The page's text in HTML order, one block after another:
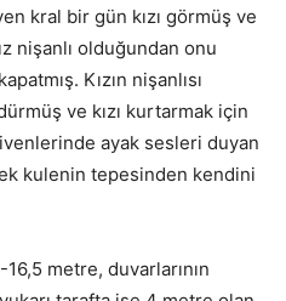
kral bir gün kızı görmüş ve
nişanlı olduğundan onu
Kızın nişanlısı
ve kızı kurtarmak için
ayak sesleri duyan
kulenin tepesinden kendini
metre, duvarlarının